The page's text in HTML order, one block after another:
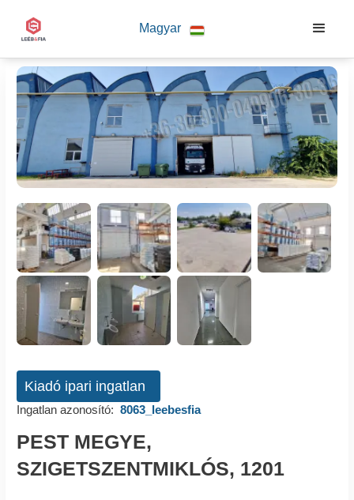
Magyar
Kiadó ipari ingatlan
Ingatlan azonosító: 8063_leebesfia
PEST MEGYE,
SZIGETSZENTMIKLÓS, 1201